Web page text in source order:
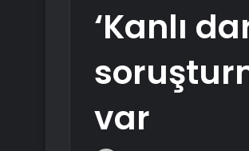
‘Kanlı
var